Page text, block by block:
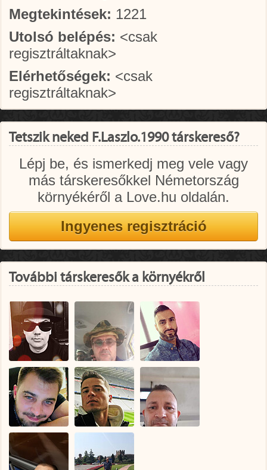
Megtekintések: 1221
Utolsó belépés: <csak
regisztráltaknak>
Elérhetőségek: <csak
regisztráltaknak>
Tetszik neked F.Laszlo.1990 társkereső?
Lépj be, és ismerkedj meg vele vagy
más társkeresőkkel Németország
környékéről a Love.hu oldalán.
További társkeresők a környékről